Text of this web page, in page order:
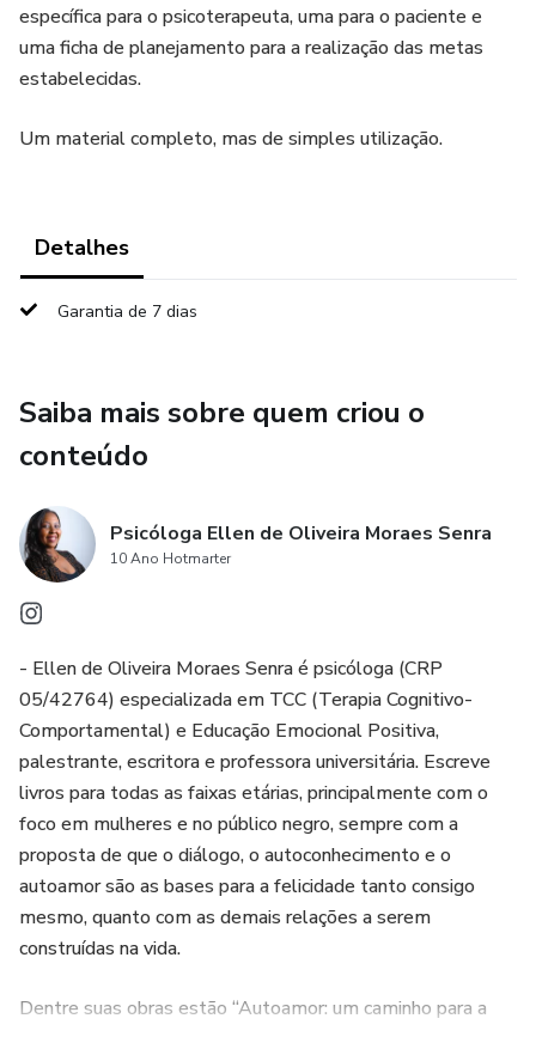
específica para o psicoterapeuta, uma para o paciente e
uma ficha de planejamento para a realização das metas
estabelecidas.
Um material completo, mas de simples utilização.
Detalhes
Garantia de 7 dias
Saiba mais sobre quem criou o
conteúdo
Psicóloga Ellen de Oliveira Moraes Senra
10 Ano Hotmarter
- Ellen de Oliveira Moraes Senra é psicóloga (CRP
05/42764) especializada em TCC (Terapia Cognitivo-
Comportamental) e Educação Emocional Positiva,
palestrante, escritora e professora universitária. Escreve
livros para todas as faixas etárias, principalmente com o
foco em mulheres e no público negro, sempre com a
proposta de que o diálogo, o autoconhecimento e o
autoamor são as bases para a felicidade tanto consigo
mesmo, quanto com as demais relações a serem
construídas na vida.
Dentre suas obras estão “Autoamor: um caminho para a